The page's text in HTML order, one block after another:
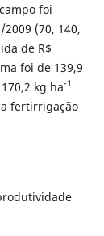
foi
(70, 140,
de R$
foi de 139,9
kg ha-1
fertirrigação